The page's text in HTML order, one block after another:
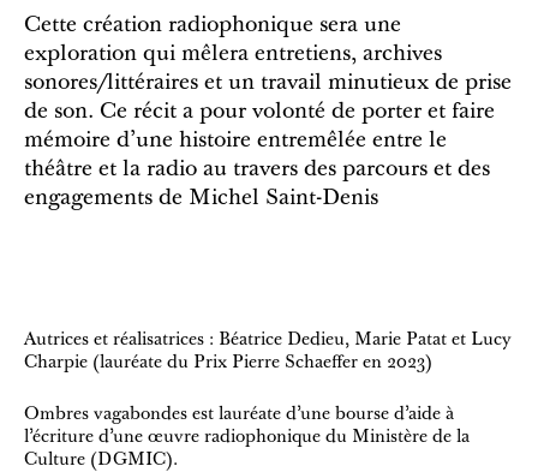
Cette création radiophonique sera une
exploration qui mêlera entretiens, archives
sonores/littéraires et un travail minutieux de prise
de son. Ce récit a pour volonté de porter et faire
mémoire d'une histoire entremêlée entre le
théâtre et la radio au travers des parcours et des
engagements de Michel Saint-Denis
Autrices et réalisatrices : Béatrice Dedieu, Marie Patat et Lucy
Charpie (lauréate du Prix Pierre Schaeffer en 2023)
Ombres vagabondes est lauréate d’une bourse d’aide à
l’écriture d’une œuvre radiophonique du Ministère de la
Culture (DGMIC).